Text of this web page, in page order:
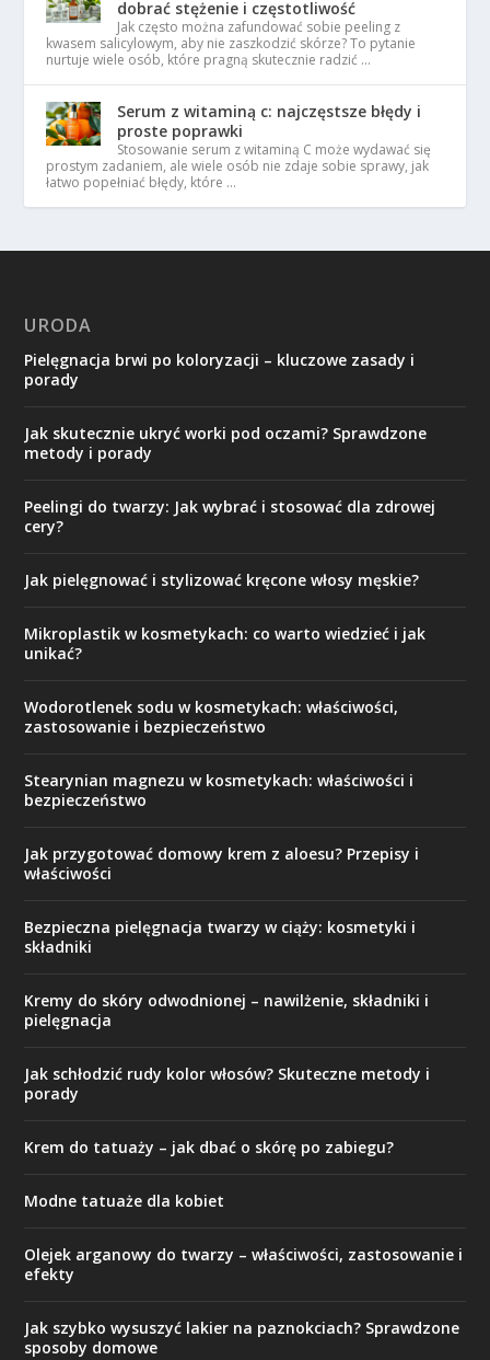
dobrać stężenie i częstotliwość
Jak często można zafundować sobie peeling z
kwasem salicylowym, aby nie zaszkodzić skórze? To pytanie
nurtuje wiele osób, które pragną skutecznie radzić …
Serum z witaminą c: najczęstsze błędy i
proste poprawki
Stosowanie serum z witaminą C może wydawać się
prostym zadaniem, ale wiele osób nie zdaje sobie sprawy, jak
łatwo popełniać błędy, które …
URODA
Pielęgnacja brwi po koloryzacji – kluczowe zasady i
porady
Jak skutecznie ukryć worki pod oczami? Sprawdzone
metody i porady
Peelingi do twarzy: Jak wybrać i stosować dla zdrowej
cery?
Jak pielęgnować i stylizować kręcone włosy męskie?
Mikroplastik w kosmetykach: co warto wiedzieć i jak
unikać?
Wodorotlenek sodu w kosmetykach: właściwości,
zastosowanie i bezpieczeństwo
Stearynian magnezu w kosmetykach: właściwości i
bezpieczeństwo
Jak przygotować domowy krem z aloesu? Przepisy i
właściwości
Bezpieczna pielęgnacja twarzy w ciąży: kosmetyki i
składniki
Kremy do skóry odwodnionej – nawilżenie, składniki i
pielęgnacja
Jak schłodzić rudy kolor włosów? Skuteczne metody i
porady
Krem do tatuaży – jak dbać o skórę po zabiegu?
Modne tatuaże dla kobiet
Olejek arganowy do twarzy – właściwości, zastosowanie i
efekty
Jak szybko wysuszyć lakier na paznokciach? Sprawdzone
sposoby domowe